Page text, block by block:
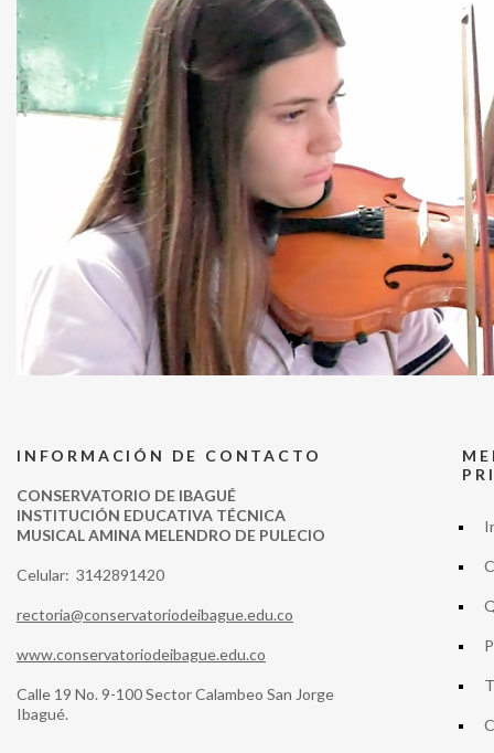
INFORMACIÓN DE CONTACTO
CONSERVATORIO DE IBAGUÉ
INSTITUCIÓN EDUCATIVA TÉCNICA
MUSICAL AMINA MELENDRO DE PULECIO
Celular: 3142891420
rectoria@conservatoriodeibague.edu.co
www.conservatoriodeibague.edu.co
Calle 19 No. 9-100 Sector Calambeo San Jorge
Ibagué.